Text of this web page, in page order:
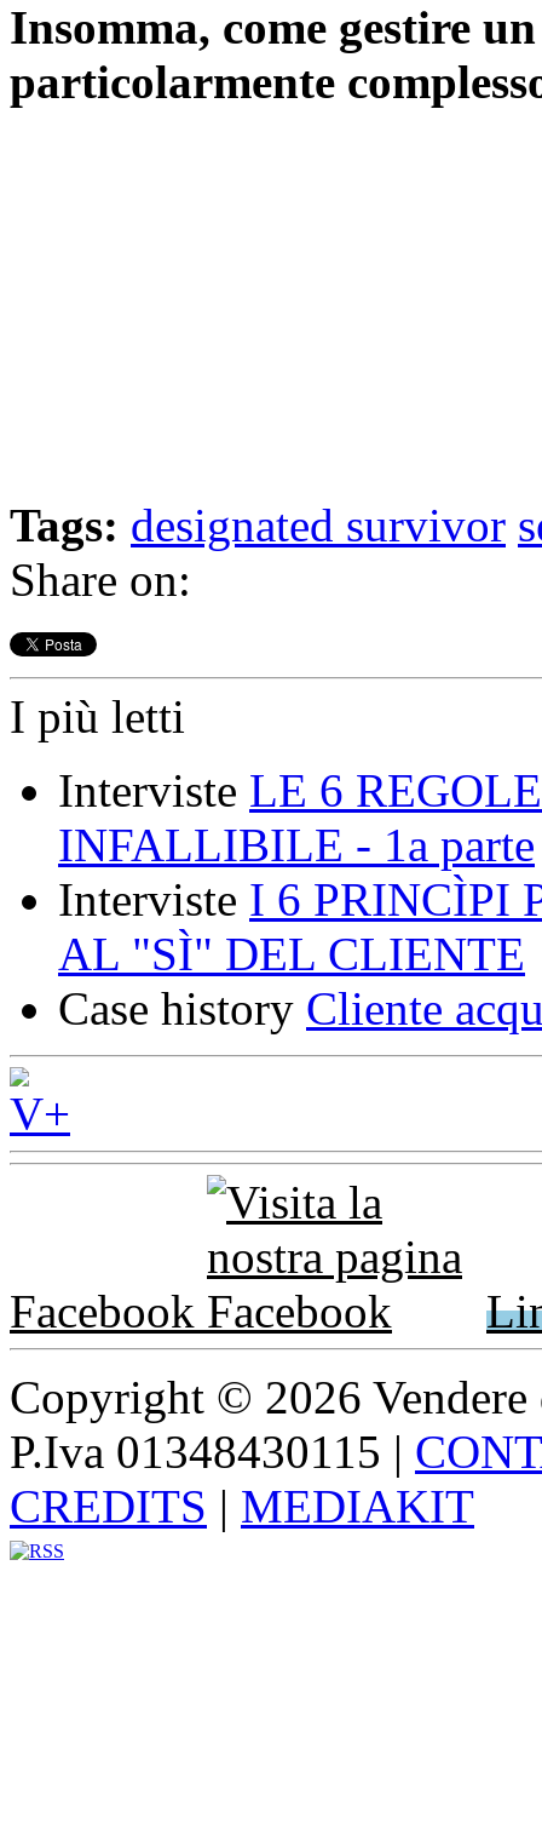
Insomma, come gestire
particolarmente
Tags: designated survivor
Share on:
I più letti
Interviste LE 6
INFALLIBILE - 1a parte
Interviste I 6 PRINCÌPI
AL "SÌ" DEL CLIENTE
Case history Cliente
Facebook
Copyright © 2026
P.Iva 01348430115 |
CREDITS | MEDIAKIT